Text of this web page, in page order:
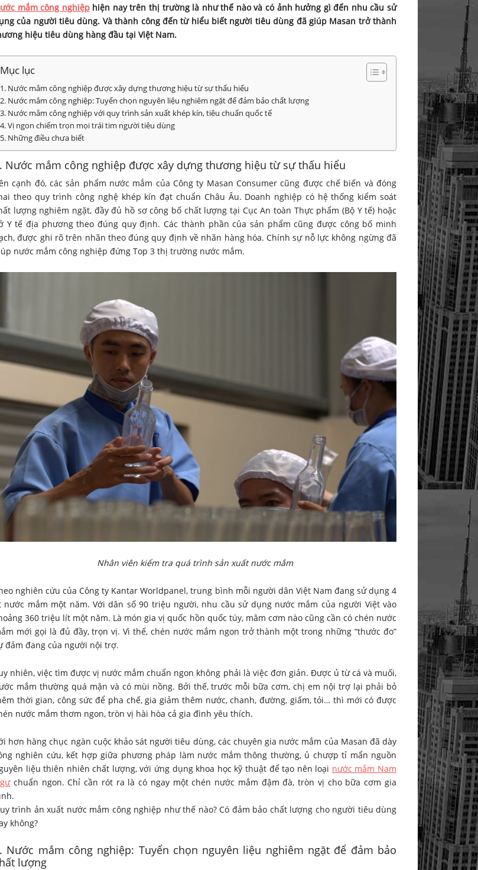
mắm công nghiệphiện nay trên thị trường là như thế nào và có ảnh hưởng gì đến nhu cầu sử
của người tiêu dùng. Và thành công đến từ hiểu biết người tiêu dùng đã giúp Masan trở thành
hiệu tiêu dùng hàng đầu tại Việt Nam.
Mục lục
1. Nước mắm công nghiệp được xây dựng thương hiệu từ sự thấu hiểu
2. Nước mắm công nghiệp: Tuyển chọn nguyên liệu nghiêm ngặt để đảm bảo chất lượng
3. Nước mắm công nghiệp với quy trình sản xuất khép kín, tiêu chuẩn quốc tế
4. Vị ngon chiếm trọn mọi trái tim người tiêu dùng
5. Những điều chưa biết
Nước mắm công nghiệp được xây dựng thương hiệu từ sự thấu hiểu
cạnh đó, các sản phẩm nước mắm của Công ty Masan Consumer cũng được chế biến và đóng
theo quy trình công nghệ khép kín đạt chuẩn Châu Âu. Doanh nghiệp có hệ thống kiểm soát
lượng nghiêm ngặt, đầy đủ hồ sơ công bố chất lượng tại Cục An toàn Thực phẩm (Bộ Y tế) hoặc
Y tế địa phương theo đúng quy định. Các thành phần của sản phẩm cũng được công bố minh
được ghi rõ trên nhãn theo đúng quy định về nhãn hàng hóa. Chính sự nỗ lực không ngừng đã
nước mắm công nghiệp đứng Top 3 thị trường nước mắm.
Nhân viên kiểm tra quá trình sản xuất nước mắm
nghiên cứu của Công ty Kantar Worldpanel, trung bình mỗi người dân Việt Nam đang sử dụng 4
nước mắm một năm. Với dân số 90 triệu người, nhu cầu sử dụng nước mắm của người Việt vào
360 triệu lít một năm. Là món gia vị quốc hồn quốc túy, mâm cơm nào cũng cần có chén nước
mới gọi là đủ đầy, trọn vị. Vì thế, chén nước mắm ngon trở thành một trong những “thước đo”
đảm đang của người nội trợ.
nhiên, việc tìm được vị nước mắm chuẩn ngon không phải là việc đơn giản. Được ủ từ cá và muối,
mắm thường quá mặn và có mùi nồng. Bởi thế, trước mỗi bữa cơm, chị em nội trợ lại phải bỏ
thời gian, công sức để pha chế, gia giảm thêm nước, chanh, đường, giấm, tỏi… thì mới có được
nước mắm thơm ngon, tròn vị hài hòa cả gia đình yêu thích.
hơn hàng chục ngàn cuộc khảo sát người tiêu dùng, các chuyên gia nước mắm của Masan đã dày
nghiên cứu, kết hợp giữa phương pháp làm nước mắm thông thường, ủ chượp tỉ mẩn nguồn
liệu thiên nhiên chất lượng, với ứng dụng khoa học kỹ thuật để tạo nên loại nước mắm Nam
chuẩn ngon. Chỉ cần rót ra là có ngay một chén nước mắm đậm đà, tròn vị cho bữa cơm gia
trình ản xuất nước mắm công nghiệp như thế nào? Có đảm bảo chất lượng cho người tiêu dùng
không?
Nước mắm công nghiệp: Tuyển chọn nguyên liệu nghiêm ngặt để đảm bảo
lượng